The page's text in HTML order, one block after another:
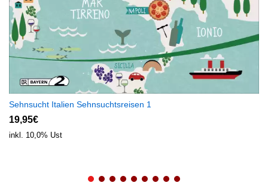
Sehnsucht Italien Sehnsuchtsreisen 1
19,95€
inkl. 10,0% Ust